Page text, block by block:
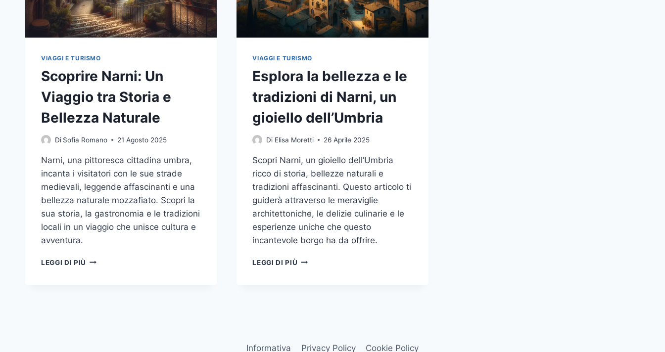
VIAGGI E TURISMO
Scoprire Narni: Un
Viaggio tra Storia e
Bellezza Naturale
Di Sofia Romano 21 Agosto 2025
Narni, una pittoresca cittadina umbra,
incanta i visitatori con le sue strade
medievali, leggende affascinanti e una
bellezza naturale mozzafiato. Scopri la
sua storia, la gastronomia e le tradizioni
locali in un viaggio che unisce cultura e
avventura.
LEGGI DI PIÙ SCOPRIRE
VIAGGI E TURISMO
Esplora la bellezza e le
tradizioni di Narni, un
gioiello dell’Umbria
Di Elisa Moretti 26 Aprile 2025
Scopri Narni, un gioiello dell’Umbria
ricco di storia, bellezze naturali e
tradizioni affascinanti. Questo articolo ti
guiderà attraverso le meraviglie
architettoniche, le delizie culinarie e le
esperienze uniche che questo
incantevole borgo ha da offrire.
LEGGI DI PIÙ ESPLORA
UN
Informativa Privacy Policy Cookie Policy